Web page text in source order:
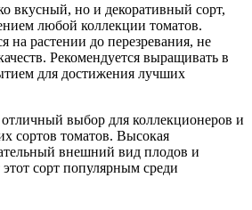
вкусный, но и декоративный сорт,
любой коллекции томатов.
на растении до перезревания, не
Рекомендуется выращивать в
для достижения лучших
выбор для коллекционеров и
сортов томатов. Высокая
внешний вид плодов и
сорт популярным среди